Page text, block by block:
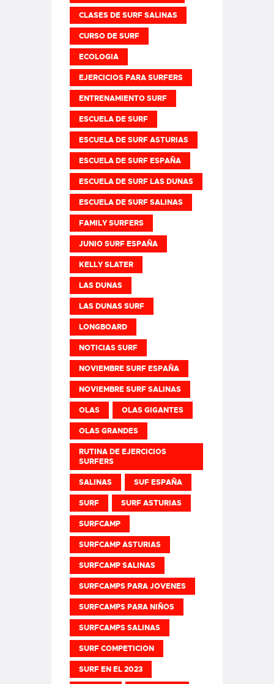
CLASES DE SURF SALINAS
CURSO DE SURF
ECOLOGIA
EJERCICIOS PARA SURFERS
ENTRENAMIENTO SURF
ESCUELA DE SURF
ESCUELA DE SURF ASTURIAS
ESCUELA DE SURF ESPAÑA
ESCUELA DE SURF LAS DUNAS
ESCUELA DE SURF SALINAS
FAMILY SURFERS
JUNIO SURF ESPAÑA
KELLY SLATER
LAS DUNAS
LAS DUNAS SURF
LONGBOARD
NOTICIAS SURF
NOVIEMBRE SURF ESPAÑA
NOVIEMBRE SURF SALINAS
OLAS OLAS GIGANTES
OLAS GRANDES
RUTINA DE EJERCICIOS
SURFERS
SALINAS SUF ESPAÑA
SURF SURF ASTURIAS
SURFCAMP
SURFCAMP ASTURIAS
SURFCAMP SALINAS
SURFCAMPS PARA JOVENES
SURFCAMPS PARA NIÑOS
SURFCAMPS SALINAS
SURF COMPETICION
SURF EN EL 2023